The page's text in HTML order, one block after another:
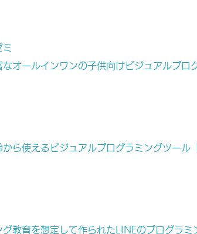
ミ
オールインワンの子供向けビジュアルプロ
ら使えるビジュアルプログラミングツール
教育を想定して作られたLINEのプログラミ